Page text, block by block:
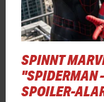
SPINNT
"SPIDERMAN
SPOILER-